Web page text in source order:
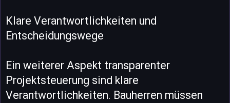
Klare Verantwortlichkeiten und
Entscheidungswege
Ein weiterer Aspekt transparenter
Projektsteuerung sind klare
Verantwortlichkeiten. Bauherren müssen